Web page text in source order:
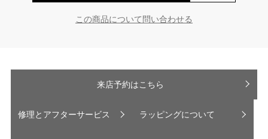
この商品について問い合わせる
来店予約はこちら
修理とアフターサービス ラッピングについて